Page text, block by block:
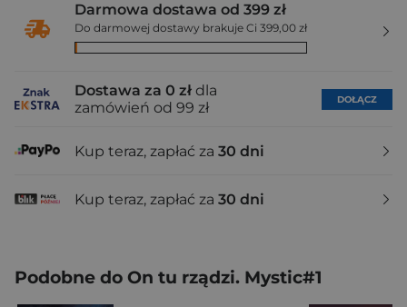
Darmowa dostawa od 399 zł
Do darmowej dostawy brakuje Ci 399,00 zł
Dostawa za 0 zł dla
zamówień od 99 zł
DOŁĄCZ
Kup teraz, zapłać za 30 dni
Kup teraz, zapłać za 30 dni
Podobne do On tu rządzi. Mystic#1